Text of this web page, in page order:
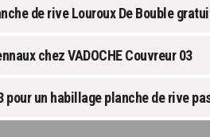
de rive Louroux De Bouble
chez VADOCHE Couvreur 03
pour un habillage planche de rive